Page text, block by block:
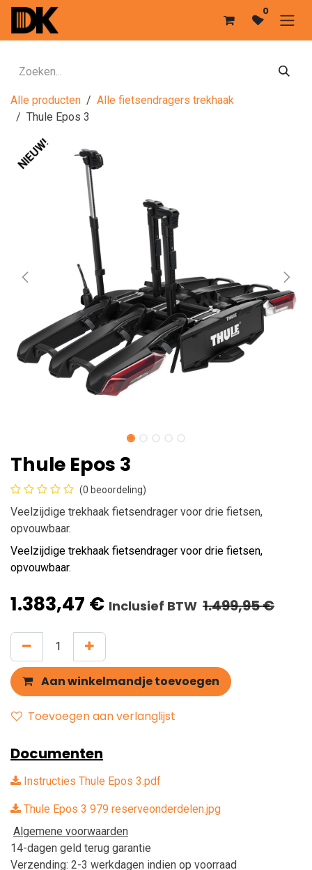
Overslaan naar inhoud 0
Alle producten
Alle fietsendragers trekhaak
Thule Epos 3
NIEUW!
Thule Epos 3
(0 beoordeling)
Veelzijdige trekhaak fietsendrager voor drie fietsen,
opvouwbaar.
Veelzijdige trekhaak fietsendrager voor drie fietsen,
opvouwbaar.
1.383,47 € Inclusief BTW 1.499,95€
Aan winkelmandje toevoegen
Toevoegen aan verlanglijst
Documenten
Instructies Thule Epos 3.pdf
Thule Epos 3 979 reserveonderdelen.jpg
Algemene voorwaarden
14-dagen geld terug garantie
Verzending: 2-3 werkdagen indien op voorraad